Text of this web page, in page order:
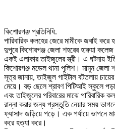
কিশোরগঞ্জ প্রতিনিধি.
পারিবারিক কলহের জেরে মামীকে জবাই
দুপুরে কিশোরগঞ্জ জেলা শহরের হারুয়া
একই এলাকার তাইজুলের স্ত্রী। এ ঘটনায়
কিশোরগঞ্জ মডেল থানা পুলিশ। মামুন জেলা
সূত্র জানায়, তাইজুল গাইটাল বটতলায়
মেয়ে। বড় ছেলে শ্রাবণ পিটিআই স্কুলে
এবং তাইজুলের পরিবারের মাঝে পারিবারিক
রান্না করার জন্য প্রস্তুতি নেয়ার সময়
ফ্যাসাদ জড়িয়ে পড়ে। এক পর্যায়ে ভাগনে
করে হত্যা করে।